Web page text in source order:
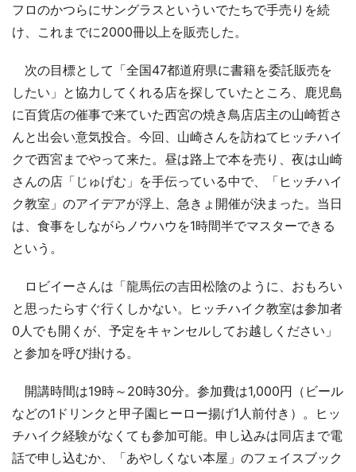
フロのかつらにサングラスといういでたちで手売りを続
け、これまでに2000冊以上を販売した。
次の目標として「全国47都道府県に書籍を委託販売を
したい」と協力してくれる店を探していたところ、鹿児島
に百貨店の催事で来ていた西宮の焼き鳥店店主の山崎哲さ
んと出会い意気投合。今回、山崎さんを訪ねてヒッチハイ
クで西宮までやって来た。昼は路上で本を売り、夜は山崎
さんの店「じゅげむ」を手伝っている中で、「ヒッチハイ
ク教室」のアイデアが浮上、急きょ開催が決まった。当日
は、食事をしながらノウハウを1時間半でマスターできる
という。
ロビイーさんは「龍馬伝の吉田松陰のように、おもろい
と思ったらすぐ行くしかない。ヒッチハイク教室は参加者
0人でも開くが、予定をキャンセルしてお越しください」
と参加を呼び掛ける。
開講時間は19時～20時30分。参加費は1,000円（ビール
などの1ドリンクと甲子園ヒーロー揚げ1人前付き）。ヒッ
チハイク経験がなくても参加可能。申し込みは同店まで電
話で申し込むか、「あやしくない本屋」のフェイスブック